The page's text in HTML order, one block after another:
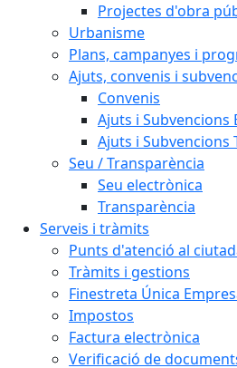
Projectes d'obra
Urbanisme
Plans, campanyes i
Ajuts, convenis i
Convenis
Ajuts i Subvencions
Ajuts i Subvencions
Seu / Transparència
Seu electrònica
Transparència
Serveis i tràmits
Punts d'atenció al
Tràmits i gestions
Finestreta Única
Impostos
Factura electrònica
Verificació de